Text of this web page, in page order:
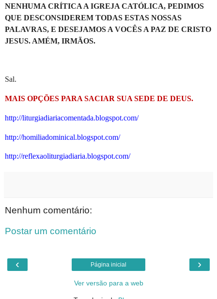
NENHUMA CRÍTICA A IGREJA CATÓLICA, PEDIMOS
QUE DESCONSIDEREM TODAS ESTAS NOSSAS
PALAVRAS, E DESEJAMOS A VOCÊS A PAZ DE CRISTO
JESUS. AMÉM, IRMÃOS.
Sal.
MAIS OPÇÕES PARA SACIAR SUA SEDE DE DEUS.
http://liturgiadiariacomentada.blogspot.com/
http://homiliadominical.blogspot.com/
http://reflexaoliturgiadiaria.blogspot.com/
Nenhum comentário:
Postar um comentário
‹ ›
Página inicial
Ver versão para a web